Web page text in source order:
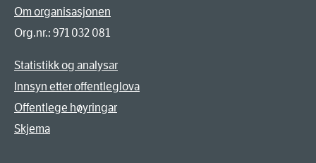
Om organisasjonen
Org.nr.: 971 032 081
Statistikk og analysar
Innsyn etter offentleglova
Offentlege høyringar
Skjema